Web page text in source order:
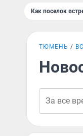
Как поселок
ТЮМЕНЬ